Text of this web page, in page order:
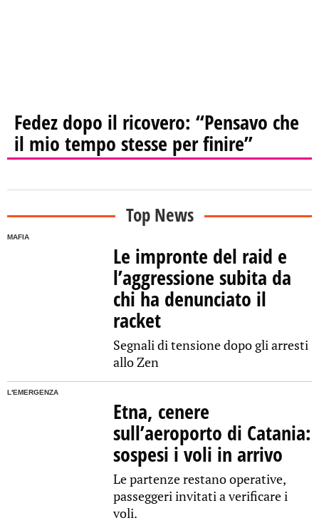
Fedez dopo il ricovero: “Pensavo che
il mio tempo stesse per finire”
Top News
MAFIA
Le impronte del raid e
l’aggressione subita da
chi ha denunciato il
racket
Segnali di tensione dopo gli arresti
allo Zen
L'EMERGENZA
Etna, cenere
sull’aeroporto di Catania:
sospesi i voli in arrivo
Le partenze restano operative,
passeggeri invitati a verificare i
voli.